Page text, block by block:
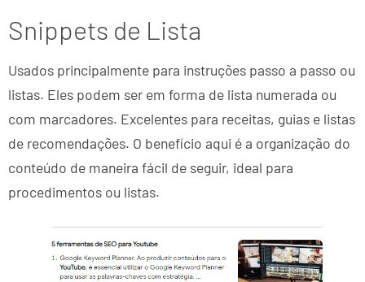
Snippets de Lista
Usados principalmente para instruções passo a passo ou
listas. Eles podem ser em forma de lista numerada ou
com marcadores. Excelentes para receitas, guias e listas
de recomendações. O benefício aqui é a organização do
conteúdo de maneira fácil de seguir, ideal para
procedimentos ou listas.